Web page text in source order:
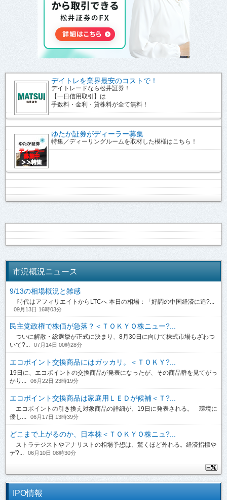
デイトレを業界最安のコストで！
デイトレードなら松井証券！
【一日信用取引】は
手数料・金利・貸株料が全て無料！
ゆたか証券がディーラー募集
特集／ディーリングルームを取材した模様はこちら！
市況概況ニュース
9/13の相場概況と雑感
時代はアフィリエイトからLTCへ 本日の相場：「好調の中国経済に追?...
09月13日 16時03分
民主党政権で株価が急落？＜ＴＯＫＹＯ株ニュー?...
ついに解散・総選挙が正式に決まり、8月30日に向けて株式市場もざわつ
いて?...
07月14日 00時28分
エコポイント交換商品にはガッカリ。＜ＴＯＫＹ?...
19日に、エコポイントの交換商品が発表になったが、その商品群を見てがっ
かり...
06月22日 23時19分
エコポイント交換商品は家庭用ＬＥＤが候補＜Ｔ?...
エコポイントの引き換え対象商品の詳細が、19日に発表される。 環境に
優し...
06月17日 13時39分
どこまで上がるのか、日本株＜ＴＯＫＹＯ株ニュ?...
ストラテジストやアナリストの相場予想は、驚くほど外れる。経済指標や
デ?...
06月10日 08時30分
IPO情報